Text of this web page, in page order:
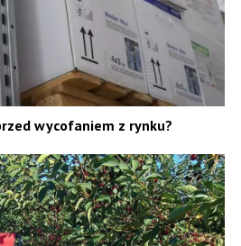
wycofaniem z rynku?